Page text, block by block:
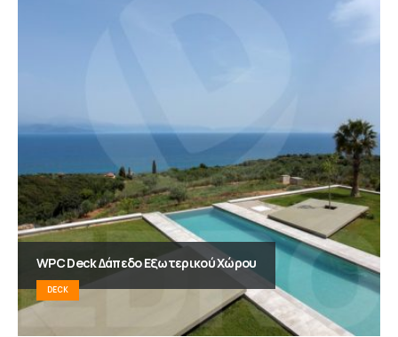
WPC Deck Δάπεδο Εξωτερικού Χώρου
DECK